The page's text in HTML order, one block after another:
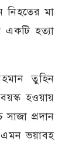
মা
একটি হত্যা
তুহিন
হওয়ায়
প্রদান
এমন ভয়াবহ